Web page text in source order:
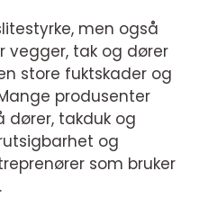
men også
vegger, tak og dører
store fuktskader og
produsenter
takduk og
og
som bruker